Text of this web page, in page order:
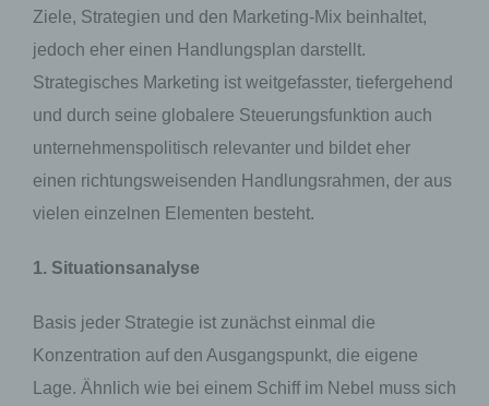
Ziele, Strategien und den Marketing-Mix beinhaltet,
jedoch eher einen Handlungsplan darstellt.
Strategisches Marketing ist weitgefasster, tiefergehend
und durch seine globalere Steuerungsfunktion auch
unternehmenspolitisch relevanter und bildet eher
einen richtungsweisenden Handlungsrahmen, der aus
vielen einzelnen Elementen besteht.
1. Situationsanalyse
Basis jeder Strategie ist zunächst einmal die
Konzentration auf den Ausgangspunkt, die eigene
Lage. Ähnlich wie bei einem Schiff im Nebel muss sich